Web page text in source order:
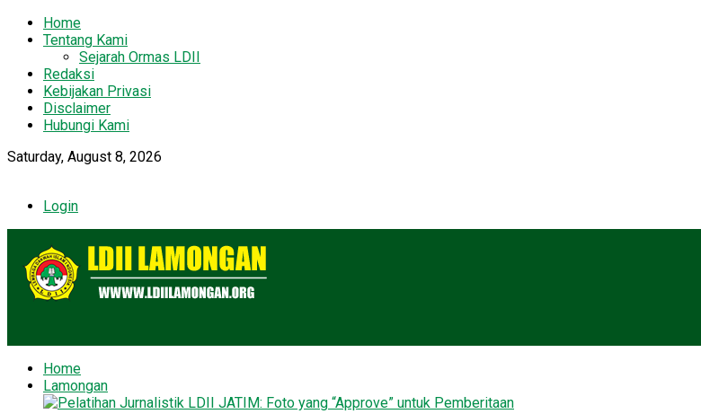
Home
Tentang Kami
Sejarah Ormas LDII
Redaksi
Kebijakan Privasi
Disclaimer
Hubungi Kami
Saturday, August 8, 2026
Login
Home
Lamongan